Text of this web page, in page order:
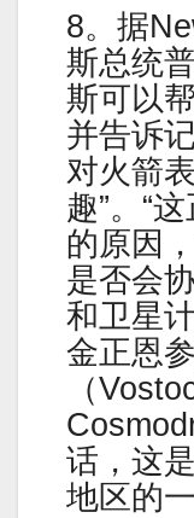
8。据
斯总统
斯可以
并告诉
对火箭
趣”。“
的原因
是否会
和卫星
金正恩
（
话，这
地区的